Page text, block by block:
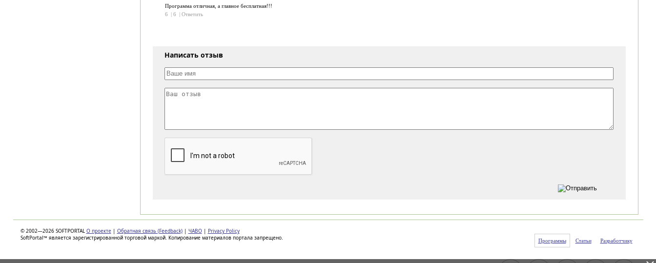
Программа отличная, а главное бесплатная!!!
6
| 6 | Ответить
Написать отзыв
© 2002—2026 SOFTPORTAL О проекте | Обратная связь (Feedback) | ЧАВО | Privacy Policy
SoftPortal™ является зарегистрированной торговой маркой. Копирование материалов портала запрещено.
Программы Статьи Разработчику